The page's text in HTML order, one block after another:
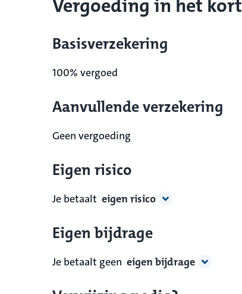
Vergoeding in het kort
Basisverzekering
100% vergoed
Aanvullende verzekering
Geen vergoeding
Eigen risico
Je betaalt eigen risico
Eigen bijdrage
Je betaalt geen eigen bijdrage